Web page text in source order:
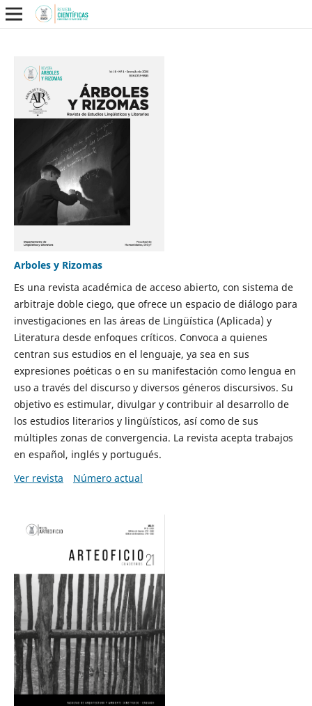
Arboles y Rizomas
Es una revista académica de acceso abierto, con sistema de
arbitraje doble ciego, que ofrece un espacio de diálogo para
investigaciones en las áreas de Lingüística (Aplicada) y
Literatura desde enfoques críticos. Convoca a quienes
centran sus estudios en el lenguaje, ya sea en sus
expresiones poéticas o en su manifestación como lengua en
uso a través del discurso y diversos géneros discursivos. Su
objetivo es estimular, divulgar y contribuir al desarrollo de
los estudios literarios y lingüísticos, así como de sus
múltiples zonas de convergencia. La revista acepta trabajos
en español, inglés y portugués.
Ver revista
Número actual